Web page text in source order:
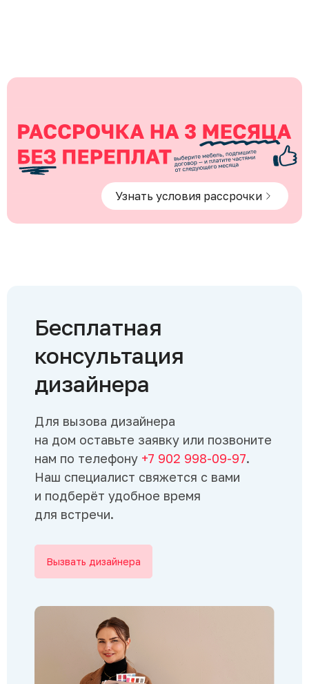
Узнать условия рассрочки
Бесплатная
консультация
дизайнера
Для вызова дизайнера
на дом оставьте заявку или позвоните
нам по телефону +7 902 998-09-97.
Наш специалист свяжется с вами
и подберёт удобное время
для встречи.
Вызвать дизайнера